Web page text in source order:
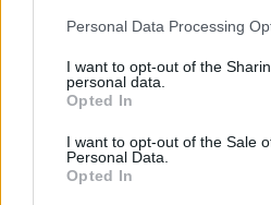
Personal Data Processing
I want to opt-out of the
personal data.
Opted In
I want to opt-out of the Sale
Personal Data.
Opted In
Oho! HIFK:n urheilujohtaja
Tobias Salmelainen jättää